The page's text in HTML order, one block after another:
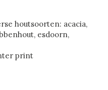
houtsoorten: acacia,
esdoorn,
print